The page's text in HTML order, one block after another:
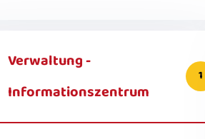
Verwaltung -
Informationszentrum
1